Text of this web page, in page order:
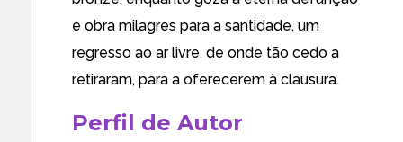
e obra milagres para a santidade, um
regresso ao ar livre, de onde tão cedo a
retiraram, para a oferecerem à clausura.
Perfil de Autor